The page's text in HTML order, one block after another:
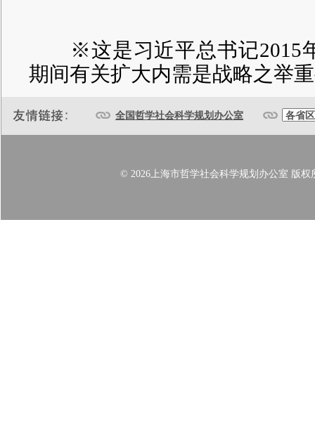
※这是习近平总书记2015年
期间有关扩大内需是战略之举
全国哲学社会科学规划办公室
© 2026上海市哲学社会科学规划办公室 版权